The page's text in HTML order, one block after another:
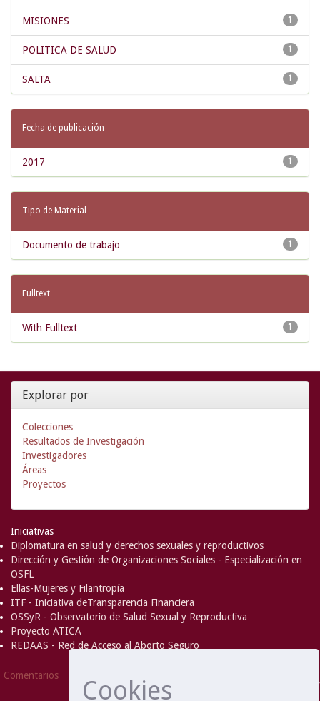
Cookies
1
MISIONES
1
POLITICA DE SALUD
1
SALTA
Fecha de publicación
1
2017
Tipo de Material
1
Documento de trabajo
Fulltext
1
With Fulltext
Explorar por
Colecciones
Resultados de Investigación
Investigadores
Áreas
Proyectos
Iniciativas
Diplomatura en salud y derechos sexuales y reproductivos
Dirección y Gestión de Organizaciones Sociales - Especialización en
OSFL
Ellas-Mujeres y Filantropía
ITF - Iniciativa deTransparencia Financiera
OSSyR - Observatorio de Salud Sexual y Reproductiva
Proyecto ATICA
REDAAS - Red de Acceso al Aborto Seguro
Comentarios
2008 MITandHewlett-Packard
- Extensión mantenida y